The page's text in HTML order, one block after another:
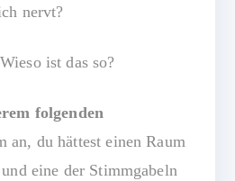
nervt?
ist das so?
folgenden
an, du hättest einen Raum
eine der Stimmgabeln